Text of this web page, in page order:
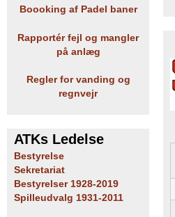
Boooking af Padel baner
Rapportér fejl og mangler
på anlæg
Regler for vanding og
regnvejr
ATKs Ledelse
Bestyrelse
Sekretariat
Bestyrelser 1928-2019
Spilleudvalg 1931-2011